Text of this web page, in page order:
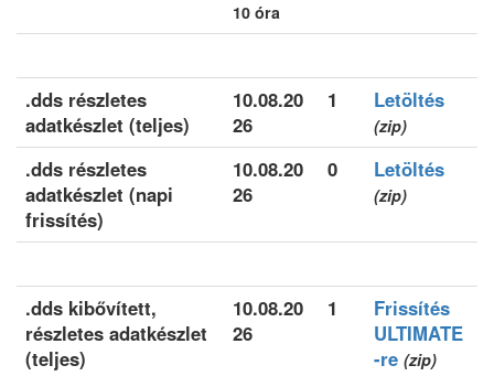
10 óra
.dds részletes
adatkészlet (teljes)
10.08.20
26
1 Letöltés
(zip)
.dds részletes
adatkészlet (napi
frissítés)
10.08.20
26
0 Letöltés
(zip)
.dds kibővített,
részletes adatkészlet
(teljes)
10.08.20
26
1
Frissítés
ULTIMATE
-re (zip)